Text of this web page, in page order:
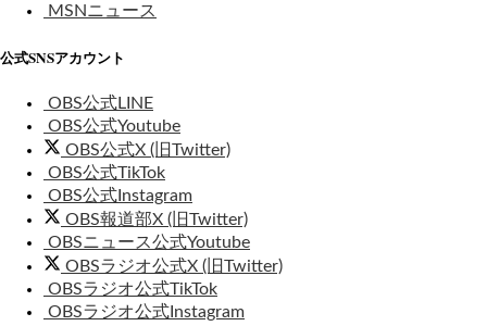
MSNニュース
公式SNSアカウント
OBS公式LINE
OBS公式Youtube
OBS公式X (旧Twitter)
OBS公式TikTok
OBS公式Instagram
OBS報道部X (旧Twitter)
OBSニュース公式Youtube
OBSラジオ公式X (旧Twitter)
OBSラジオ公式TikTok
OBSラジオ公式Instagram